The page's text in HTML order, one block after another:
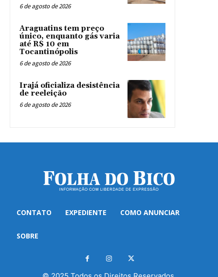
6 de agosto de 2026
Araguatins tem preço
único, enquanto gás varia
até R$ 10 em
Tocantinópolis
6 de agosto de 2026
Irajá oficializa desistência
de reeleição
6 de agosto de 2026
CONTATO EXPEDIENTE COMO ANUNCIAR
SOBRE